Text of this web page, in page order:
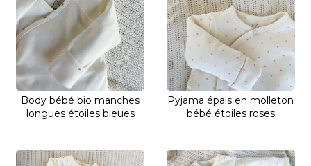
Body bébé bio manches
longues étoiles bleues
Pyjama épais en molleton
bébé étoiles roses